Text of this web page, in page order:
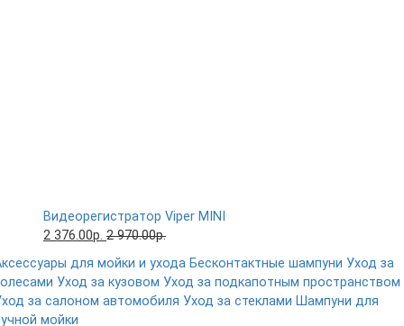
Видеорегистратор Viper MINI
2 376.00р. 2 970.00р.
для мойки и ухода Бесконтактные шампуни Уход за
Уход за кузовом Уход за подкапотным пространством
за салоном автомобиля Уход за стеклами Шампуни для
мойки